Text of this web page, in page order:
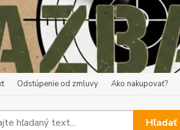
Odstúpenie od zmluvy Ako nakupovať?
Hľadať